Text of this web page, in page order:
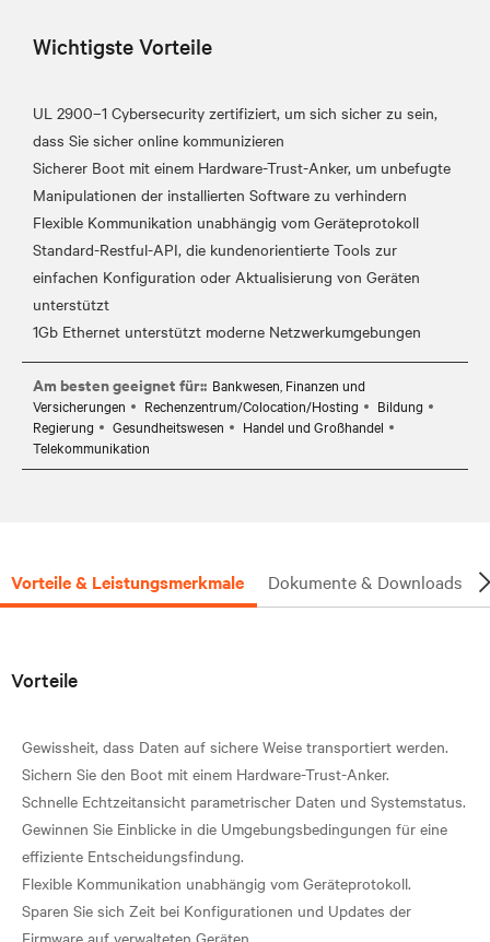
Wichtigste Vorteile
UL 2900–1 Cybersecurity zertifiziert, um sich sicher zu sein,
dass Sie sicher online kommunizieren
Sicherer Boot mit einem Hardware-Trust-Anker, um unbefugte
Manipulationen der installierten Software zu verhindern
Flexible Kommunikation unabhängig vom Geräteprotokoll
Standard-Restful-API, die kundenorientierte Tools zur
einfachen Konfiguration oder Aktualisierung von Geräten
unterstützt
Am besten geeignet für:: Bankwesen, Finanzen und
Versicherungen
Rechenzentrum/Colocation/Hosting
Bildung
Regierung
Gesundheitswesen
Handel und Großhandel
Telekommunikation
Vorteile & Leistungsmerkmale Dokumente & Downloads
Vorteile
Gewissheit, dass Daten auf sichere Weise transportiert werden.
Sichern Sie den Boot mit einem Hardware-Trust-Anker.
Schnelle Echtzeitansicht parametrischer Daten und Systemstatus.
Gewinnen Sie Einblicke in die Umgebungsbedingungen für eine
effiziente Entscheidungsfindung.
Flexible Kommunikation unabhängig vom Geräteprotokoll.
Sparen Sie sich Zeit bei Konfigurationen und Updates der